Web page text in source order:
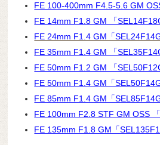
FE 100-400mm F4.5-5.6 GM
FE 14mm F1.8 GM 「
FE 24mm F1.4 GM「
FE 35mm F1.4 GM 「
FE 50mm F1.2 GM 「
FE 50mm F1.4 GM「
FE 85mm F1.4 GM「
FE 100mm F2.8 STF GM OSS
FE 135mm F1.8 GM「